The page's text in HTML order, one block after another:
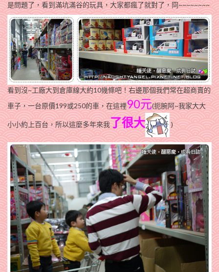
是問題了，看到滿坑滿谷的玩具，大家都瘋了就對了，冏~~~~~~~~
看到沒~工廠大到倉庫線大約10幾條吧！右邊那個我們常在超商賣的
車子，一台原價199或250的車，在這裡90元(扼腕阿~我家大大
小小約上百台，所以這麼多年來我了很大 )